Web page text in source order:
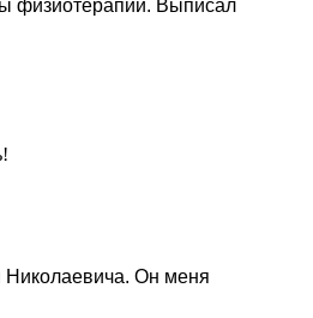
физиотерапии. Выписал
Николаевича. Он меня